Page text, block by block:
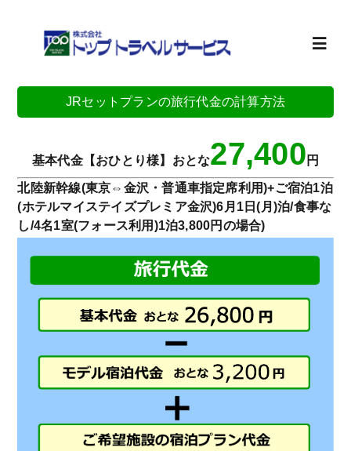
旅行計画
お知らせ
会社案内
JRセットプランの旅行代金の計算方法
基本代金【おひとり様】おとな27,400 円
北陸新幹線(東京⇔金沢・普通車指定席利用)+ご宿泊1泊
(ホテルマイステイズプレミア金沢)6月1日(月)泊/食事な
し/4名1室(フォース利用)1泊3,800円の場合)